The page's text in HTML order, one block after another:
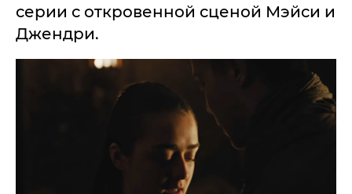
серии с откровенной сценой Мэйси и
Джендри.